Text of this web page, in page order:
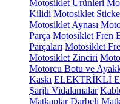
Motosiklet Ürünleri
Kilidi Motosiklet
Motosiklet Aynası
Parça Motosiklet Fren
Parçaları Motosiklet
Motosiklet Zinciri
Motorcu Botu ve
Kaskı ELEKTRİKLİ
Şarjlı Vidalamalar
Matkaplar Darbeli